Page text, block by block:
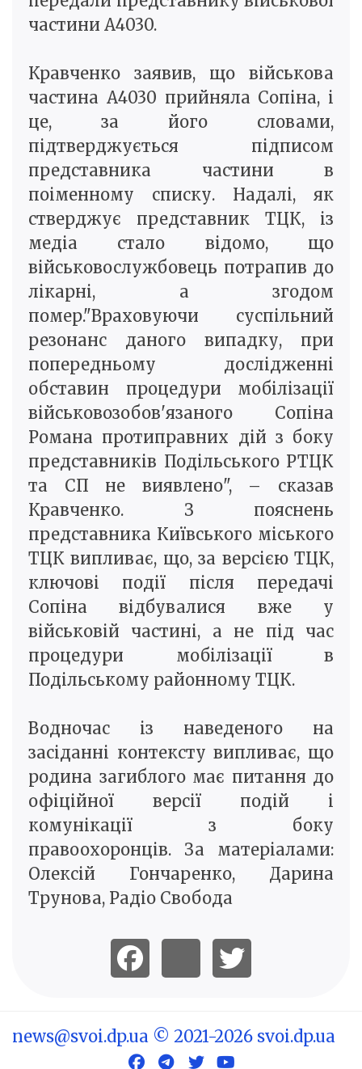
частини А4030.
Кравченко заявив, що військова
частина А4030 прийняла Сопіна, і
це, за його словами,
підтверджується підписом
представника частини в
поіменному списку. Надалі, як
стверджує представник ТЦК, із
медіа стало відомо, що
військовослужбовець потрапив до
лікарні, а згодом
помер."Враховуючи суспільний
резонанс даного випадку, при
попередньому дослідженні
обставин процедури мобілізації
військовозобов'язаного Сопіна
Романа протиправних дій з боку
представників Подільського РТЦК
та СП не виявлено", – сказав
Кравченко. З пояснень
представника Київського міського
ТЦК випливає, що, за версією ТЦК,
ключові події після передачі
Сопіна відбувалися вже у
військовій частині, а не під час
процедури мобілізації в
Подільському районному ТЦК.
Водночас із наведеного на
засіданні контексту випливає, що
родина загиблого має питання до
офіційної версії подій і
комунікації з боку
правоохоронців. За матеріалами:
Олексій Гончаренко, Дарина
Трунова, Радіо Свобода
news@svoi.dp.ua © 2021-2026 svoi.dp.ua